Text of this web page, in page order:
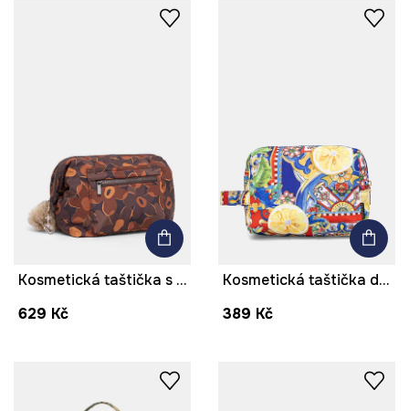
Kosmetická taštička s klíčenkou květinová
629 Kč
Kosmetická taštička dámská s ovocným motivem
389 Kč